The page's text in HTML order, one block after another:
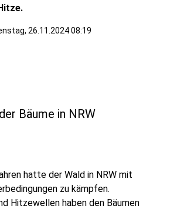
26.11.2024 08:19
Bäume in NRW
hatte der Wald in NRW mit
zu kämpfen.
Hitzewellen haben den Bäumen